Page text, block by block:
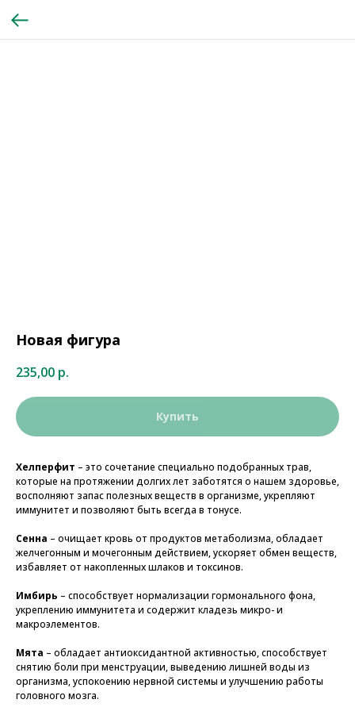
Новая фигура
235,00 р.
Купить
Хелперфит – это сочетание специально подобранных трав,
которые на протяжении долгих лет заботятся о нашем здоровье,
восполняют запас полезных веществ в организме, укрепляют
иммунитет и позволяют быть всегда в тонусе.
Сенна – очищает кровь от продуктов метаболизма, обладает
желчегонным и мочегонным действием, ускоряет обмен веществ,
избавляет от накопленных шлаков и токсинов.
Имбирь – способствует нормализации гормонального фона,
укреплению иммунитета и содержит кладезь микро- и
макроэлементов.
Мята – обладает антиоксидантной активностью, способствует
снятию боли при менструации, выведению лишней воды из
организма, успокоению нервной системы и улучшению работы
головного мозга.